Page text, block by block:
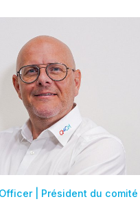
| Président du comité